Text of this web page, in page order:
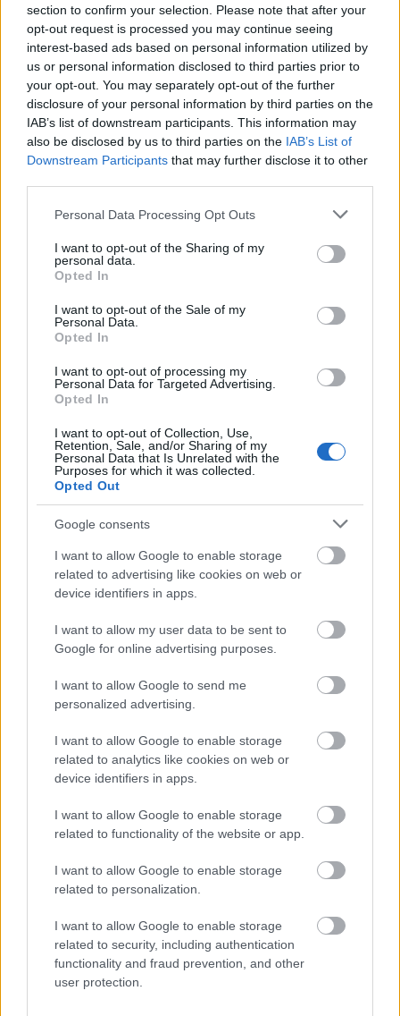
section to confirm your selection. Please note that after your
opt-out request is processed you may continue seeing
interest-based ads based on personal information utilized by
us or personal information disclosed to third parties prior to
your opt-out. You may separately opt-out of the further
disclosure of your personal information by third parties on the
IAB’s list of downstream participants. This information may
also be disclosed by us to third parties on the IAB’s List of
Downstream Participants that may further disclose it to other
Please note that this website/app uses one or more Google
not limited to your visit or usage behaviour. You may click to
grant or deny consent to Google and its third-party tags to
use your data for below specified purposes in below Google
consent section.
Personal Data Processing Opt Outs
I want to opt-out of the Sharing of my
personal data.
Opted In
I want to opt-out of the Sale of my
Personal Data.
Opted In
I want to opt-out of processing my
Personal Data for Targeted Advertising.
Opted In
I want to opt-out of Collection, Use,
Retention, Sale, and/or Sharing of my
Personal Data that Is Unrelated with the
Purposes for which it was collected.
Opted Out
Google consents
I want to allow Google to enable storage
related to advertising like cookies on web or
device identifiers in apps.
I want to allow my user data to be sent to
Google for online advertising purposes.
I want to allow Google to send me
personalized advertising.
I want to allow Google to enable storage
related to analytics like cookies on web or
device identifiers in apps.
I want to allow Google to enable storage
related to functionality of the website or app.
I want to allow Google to enable storage
related to personalization.
I want to allow Google to enable storage
related to security, including authentication
functionality and fraud prevention, and other
user protection.
vereséget szenvedjen az első világháborúban (ez a
vágya végül teljesült is).”
Ez egy másik Ady lehetett, nem az érmindszenti,
akit én ismerek, mert az igazi sosem „tagadta le
magyarságát”, pláne nem vallotta magát
franciának. Sőt, a Tanácsköztársasággal sem
előtt két hónappal halt meg. Ha haragudott is,
hogy mit szívott a szerző és ki a dealere? Mert
az ilyen hallucinogén cucc, amitől egy Adyból
Gulyás Gergely persze megoldást kínál a
ügy miatt nem szabad kollektív bűnösséggel
megbélyegezni a nemzeti oldalt”. Túl azon, hogy
jelentős részét kirekeszti, lássuk,
ő hogyan
magyarázza a történteket vagy legalábbis
milyen stratégiát kínál?
Gulyás Gergely szerdai bejegyzésében úgy
fogalmazott:»a boszorkányüldözést nem
Fidesz–KDNP mindenkit meg fog védeni, akit
alaptalanul rágalmaznak vagy koncepciós
eljárásokkal fenyegetnek. Ugyanakkor a kollektív
megbélyegzéssel kapcsolatban azt is világossá tette,
hogy csak a politikai felelősség közös»
a jogi
felelősség azonban midig egyéni« .”
Hát ez bizony a haramiák stratégiája: együtt
rabolnak, együtt osztoznak, ha nem is
egyenlően, együtt is mulatnak, de ha valaki
megbukik, az az ő baja. Ezzel Gulyás csak azt
kisebb számú martalócnak, hogy: